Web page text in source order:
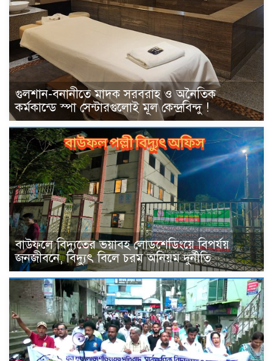
গুলশান-বনানীতে মাদক সরবরাহ ও অনৈতিক
কর্মকান্ডে স্পা সেন্টারগুলোই মূল কেন্দ্রবিন্দু !
বাউফলে বিদ্যুতের ভয়াবহ লোডশেডিংয়ে বিপর্যয়
জনজীবনে, বিদ্যুৎ বিলে চরম অনিয়ম দুর্নীতি